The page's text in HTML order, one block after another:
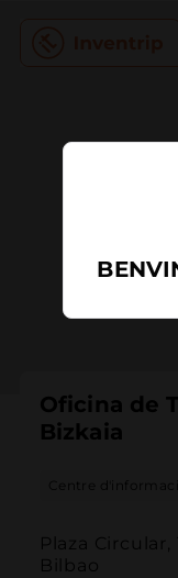
Oficina de
Bizkaia
Centre
Plaza Circular, 1
Bilbao